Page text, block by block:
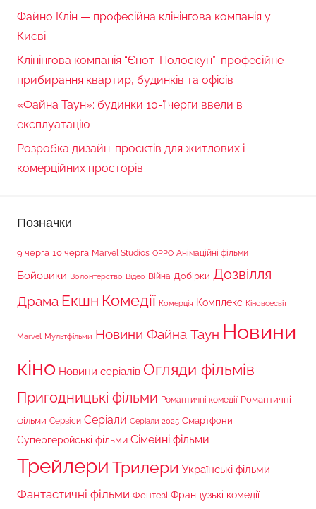
Файно Клін — професійна клінінгова компанія у
Києві
Клінінгова компанія “Єнот-Полоскун”: професійне
прибирання квартир, будинків та офісів
«Файна Таун»: будинки 10-ї черги ввели в
експлуатацію
Розробка дизайн-проєктів для житлових і
комерційних просторів
Позначки
9 черга 10 черга Marvel Studios OPPO Анімаційні фільми
Бойовики Волонтерство Відео Війна Добірки Дозвілля
Драма Екшн Комедії Комерція Комплекс Кіновсесвіт
Marvel Мультфільми Новини Файна Таун Новини
кіно Новини серіалів Огляди фільмів
Пригодницькі фільми Романтичні комедії Романтичні
фільми Сервіси Серіали Серіали 2025 Смартфони
Супергеройські фільми Сімейні фільми
Трейлери Трилери Українські фільми
Фантастичні фільми Фентезі Французькі комедії